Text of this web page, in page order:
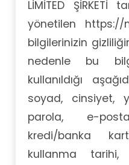
LİMİTED ŞİRKETİ
yönetilen https://
bilgilerinizin
nedenle bu
kullanıldığı
soyad, cinsiyet,
parola, e-
kredi/banka
kullanma tarihi,